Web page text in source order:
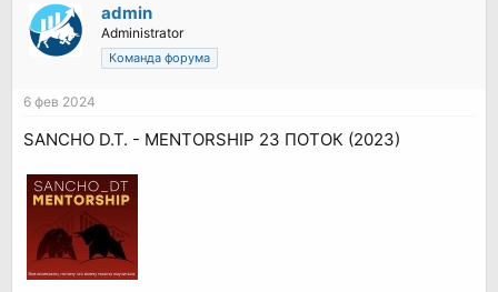
admin
Administrator
Команда форума
6 фев 2024
SANCHO D.T. - MENTORSHIP 23 ПОТОК (2023)